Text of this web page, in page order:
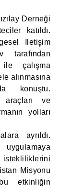
Derneği
katıldı.
İletişim
tarafından
çalışma
alınmasına
konuştu.
araçları ve
yolları
ayrıldı.
uygulamaya
istekliliklerini
Misyonu
etkinliğin